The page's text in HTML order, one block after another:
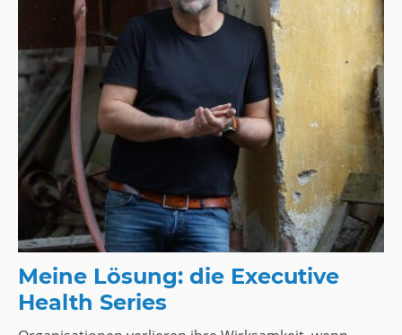
Meine Lösung: die Executive
Health Series